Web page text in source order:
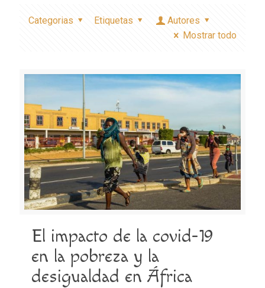
Categorias Etiquetas
Autores
Mostrar todo
El impacto de la covid-19
en la pobreza y la
desigualdad en África